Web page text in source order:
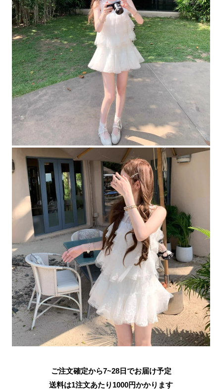
ご注文確定から7~28日でお届け予定
送料は1注文あたり 1000円かかります